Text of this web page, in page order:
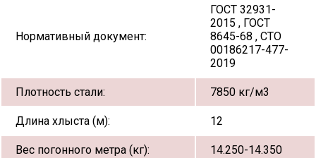
Нормативный документ:
ГОСТ 32931-
2015 , ГОСТ
8645-68 , СТО
00186217-477-
2019
Плотность стали: 7850 кг/м3
Длина хлыста (м): 12
Вес погонного метра (кг): 14.250-14.350